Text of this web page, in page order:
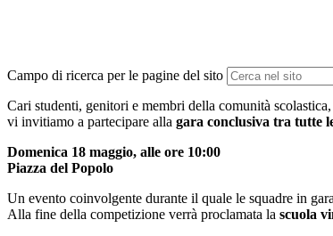
Campo di ricerca per le pagine del sito
Cari studenti, genitori e membri della comunità scolastica,
vi invitiamo a partecipare alla gara conclusiva tra tutte
Domenica 18 maggio, alle ore 10:00
Piazza del Popolo
Un evento coinvolgente durante il quale le squadre in
Alla fine della competizione verrà proclamata la scuola